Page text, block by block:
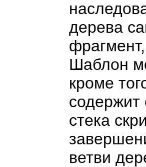
дерева
Шаблон
кроме
содержит
стека
ветви